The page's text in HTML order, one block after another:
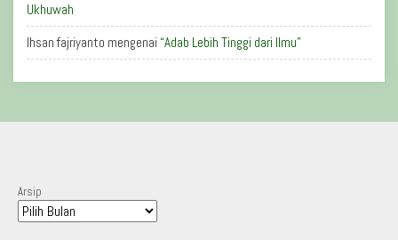
Ukhuwah
Ihsan fajriyanto mengenai “Adab Lebih Tinggi dari Ilmu”
Arsip